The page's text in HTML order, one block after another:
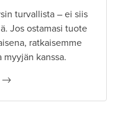
turvallista – ei siis
Jos ostamasi tuote
ratkaisemme
myyjän kanssa.